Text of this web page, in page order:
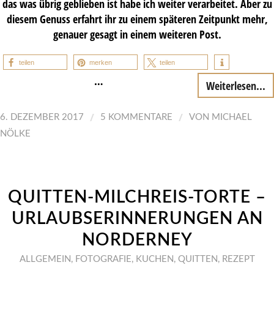
das was übrig geblieben ist habe ich weiter verarbeitet. Aber zu
diesem Genuss erfahrt ihr zu einem späteren Zeitpunkt mehr,
genauer gesagt in einem weiteren Post.
teilen merken teilen
… Weiterlesen...
6. DEZEMBER 2017 / 5 KOMMENTARE / VON MICHAEL
NÖLKE
QUITTEN-MILCHREIS-TORTE –
URLAUBSERINNERUNGEN AN
NORDERNEY
ALLGEMEIN , FOTOGRAFIE , KUCHEN , QUITTEN , REZEPT